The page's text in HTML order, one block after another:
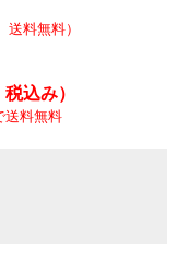
料無料）
込み）
送料無料